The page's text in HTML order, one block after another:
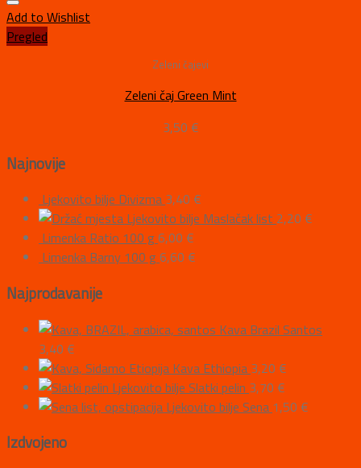
Add to Wishlist
Pregled
Zeleni čajevi
Zeleni čaj Green Mint
3,50 €
Najnovije
Ljekovito bilje Divizma 3,40 €
Ljekovito bilje Maslačak list 2,20 €
Limenka Ratio 100 g 6,00 €
Limenka Barny 100 g 6,60 €
Najprodavanije
Kava Brazil Santos
3,40 €
Kava Ethiopia 3,20 €
Ljekovito bilje Slatki pelin 3,70 €
Ljekovito bilje Sena 1,50 €
Izdvojeno